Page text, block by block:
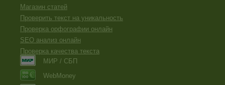
Магазин статей
Проверить текст на уникальность
Проверка орфографии онлайн
SEO анализ онлайн
Проверка качества текста
МИР / СБП
WebMoney